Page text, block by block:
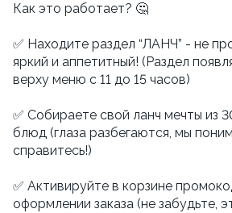
Как это работает? 🤔
✅ Находите раздел “ЛАНЧ” - не
яркий и аппетитный! (Раздел
верху меню с 11 до 15 часов)
✅ Собираете свой ланч мечты из
блюд (глаза разбегаются, мы
справитесь!)
✅ Активируйте в корзине
оформлении заказа (не забудьте,